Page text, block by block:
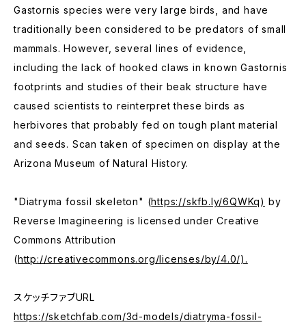
Gastornis species were very large birds, and have
traditionally been considered to be predators of small
mammals. However, several lines of evidence,
including the lack of hooked claws in known Gastornis
footprints and studies of their beak structure have
caused scientists to reinterpret these birds as
herbivores that probably fed on tough plant material
and seeds. Scan taken of specimen on display at the
Arizona Museum of Natural History.
"Diatryma fossil skeleton" (https://skfb.ly/6QWKq) by
Reverse Imagineering is licensed under Creative
Commons Attribution
(http://creativecommons.org/licenses/by/4.0/).
スケッチファブURL
https://sketchfab.com/3d-models/diatryma-fossil-